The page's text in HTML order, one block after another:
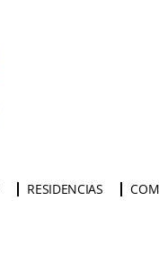
RESIDENCIAS